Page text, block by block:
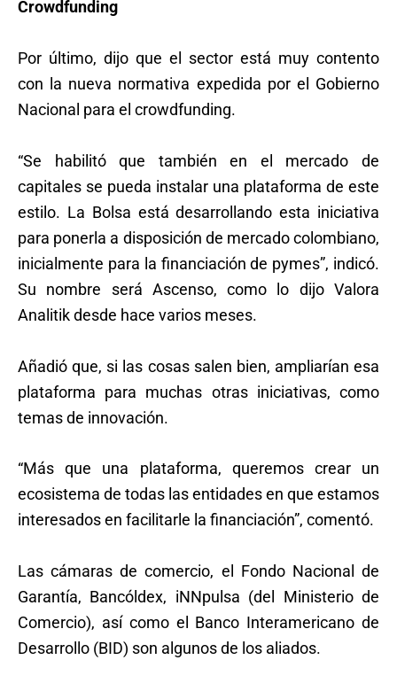
Crowdfunding
Por último, dijo que el sector está muy contento
con la nueva normativa expedida por el Gobierno
Nacional para el crowdfunding.
“Se habilitó que también en el mercado de
capitales se pueda instalar una plataforma de este
estilo. La Bolsa está desarrollando esta iniciativa
para ponerla a disposición de mercado colombiano,
inicialmente para la financiación de pymes”, indicó.
Su nombre será Ascenso, como lo dijo Valora
Analitik desde hace varios meses.
Añadió que, si las cosas salen bien, ampliarían esa
plataforma para muchas otras iniciativas, como
temas de innovación.
“Más que una plataforma, queremos crear un
ecosistema de todas las entidades en que estamos
interesados en facilitarle la financiación”, comentó.
Las cámaras de comercio, el Fondo Nacional de
Garantía, Bancóldex, iNNpulsa (del Ministerio de
Comercio), así como el Banco Interamericano de
Desarrollo (BID) son algunos de los aliados.